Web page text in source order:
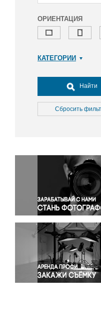
ОРИЕНТАЦИЯ
КАТЕГОРИИ
Досуг, туризм и
Культура
Медицина
Окружающая среда
Политика
Правосудие
Происшествия и
Религия
Светская жизнь
Спорт
Экология
Экономика и
Найти
Сбросить